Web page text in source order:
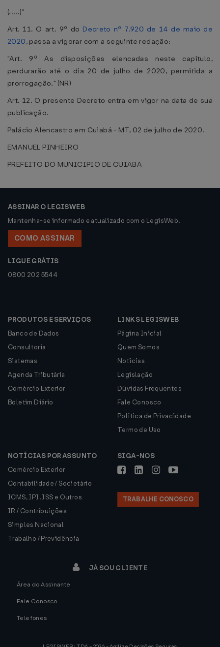
(.....)"
Art. 11. O art. 9º do Decreto nº 7.920 de 14 de maio de
2020, passa a vigorar com a seguinte redação:
"Art. 9º As disposições elencadas neste capítulo,
perdurarão até o dia 20 de julho de 2020, permitida a
prorrogação." (NR)
Art. 12. O presente Decreto entra em vigor na data de sua
publicação.
Palácio Alencastro em Cuiabá - MT, 02 de julho de 2020.
EMANUEL PINHEIRO
PREFEITO DO MUNICIPIO DE CUIABA
ASSINAR O LEGISWEB
Mantenha-se informado e atualizado com o LegisWeb.
COMO ASSINAR
LIGUE GRÁTIS
0800 202 5544
PRODUTOS E SERVIÇOS
Banco de Dados
Consultoria
Sistemas
Agenda Tributária
Comércio Exterior
Boletim Diário
LINKS LEGISWEB
Página Inicial
Quem Somos
Notícias
Legislação
Dúvidas Frequentes
Fale Conosco
Política de Privacidade
Termo de Uso
NOTÍCIAS POR ASSUNTO
Comércio Exterior
Contabilidade / Societário
ICMS, IPI, ISS e Outros
IR / Contribuições
Simples Nacional
Trabalho / Previdência
SIGA-NOS
TRABALHE CONOSCO
JÁ SOU CLIENTE
Área do Assinante
Fale Conosco
Telefones